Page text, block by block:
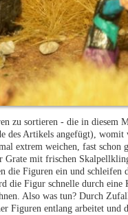
zu sortieren - die in diesem
des Artikels angefügt),
extrem weichen, fast
Grate mit frischen
Figuren ein und schleifen
die Figur schnelle durch eine
Also was tun? Durch
Figuren entlang arbeitet und